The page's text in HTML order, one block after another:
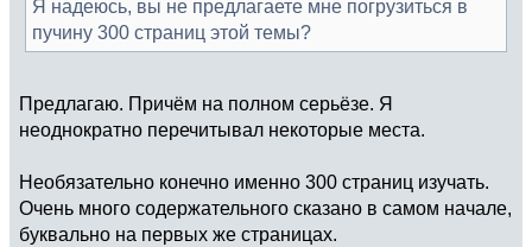
Я надеюсь, вы не предлагаете мне погрузиться в
пучину 300 страниц этой темы?
Предлагаю. Причём на полном серьёзе. Я
неоднократно перечитывал некоторые места.
Необязательно конечно именно 300 страниц изучать.
Очень много содержательного сказано в самом начале,
буквально на первых же страницах.